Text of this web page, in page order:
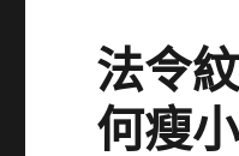
法令
何瘦